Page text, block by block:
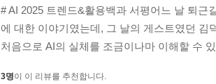
# AI 2025 트렌드&활용백과 서평어느 날 퇴
에 대한 이야기였는데, 그 날의 게스트였던
처음으로 AI의 실체를 조금이나마 이해할 수
3명이 이 리뷰를 추천합니다.